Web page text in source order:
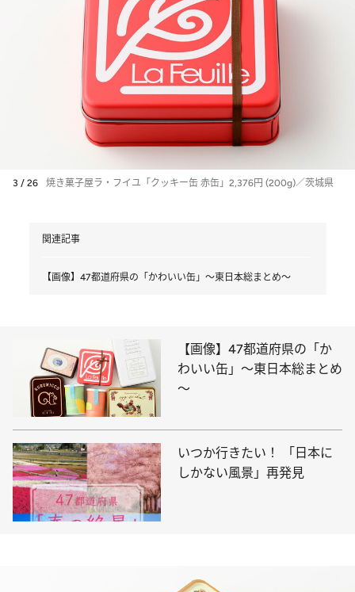
3 / 26 焼き菓子屋ラ・フイユ「クッキー缶 赤缶」2,376円 (200g)／茨城県
関連記事
【画像】47都道府県の「かわいい缶」～東日本総まとめ～
【画像】47都道府県の「か
わいい缶」～東日本総まとめ
～
いつか行きたい！ 「日本に
しかない風景」再発見